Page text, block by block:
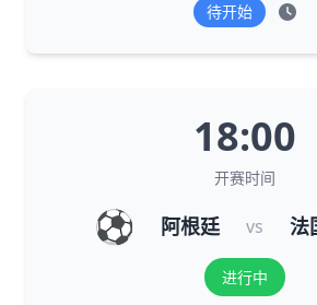
待开始
18:00
开赛时间
⚽ 阿根廷 vs 法
进行中